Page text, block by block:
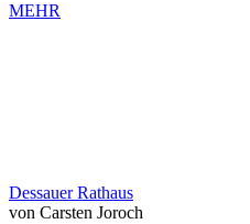
MEHR
Dessauer Rathaus
von Carsten Joroch